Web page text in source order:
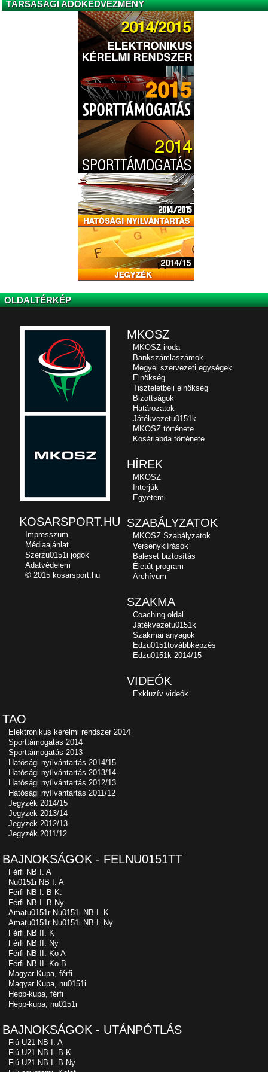
TÁRSASÁGI ADÓKEDVEZMÉNY
OLDALTÉRKÉP
MKOSZ
MKOSZ iroda
Bankszámlaszámok
Megyei szervezeti egységek
Elnökség
Tiszteletbeli elnökség
Bizottságok
Határozatok
Játékvezetu0151k
MKOSZ története
Kosárlabda története
HÍREK
MKOSZ
Interjúk
Egyetemi
SZABÁLYZATOK
MKOSZ Szabályzatok
Versenykiírások
Baleset biztosítás
Életút program
Archívum
SZAKMA
Coaching oldal
Játékvezetu0151k
Szakmai anyagok
Edzu0151továbbképzés
Edzu0151k 2014/15
VIDEÓK
Exkluzív videók
TAO
Elektronikus kérelmi rendszer 2014
Sporttámogatás 2014
Sporttámogatás 2013
Hatósági nyílvántartás 2014/15
Hatósági nyílvántartás 2013/14
Hatósági nyílvántartás 2012/13
Hatósági nyílvántartás 2011/12
Jegyzék 2014/15
Jegyzék 2013/14
Jegyzék 2012/13
Jegyzék 2011/12
BAJNOKSÁGOK - FELNU0151TT
Férfi NB I. A
Nu0151i NB I. A
Férfi NB I. B K.
Férfi NB I. B Ny.
Amatu0151r Nu0151i NB I. K
Amatu0151r Nu0151i NB I. Ny
Férfi NB II. K
Férfi NB II. Ny
Férfi NB II. Kö A
Férfi NB II. Kö B
Magyar Kupa, férfi
Magyar Kupa, nu0151i
Hepp-kupa, férfi
Hepp-kupa, nu0151i
BAJNOKSÁGOK - UTÁNPÓTLÁS
Fiú U21 NB I. A
Fiú U21 NB I. B K
Fiú U21 NB I. B Ny
KOSARSPORT.HU
Impresszum
Médiaajánlat
Szerzu0151i jogok
Adatvédelem
© 2015 kosarsport.hu